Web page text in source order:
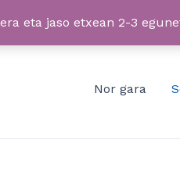
eta jaso etxean 2-3
Nor gara